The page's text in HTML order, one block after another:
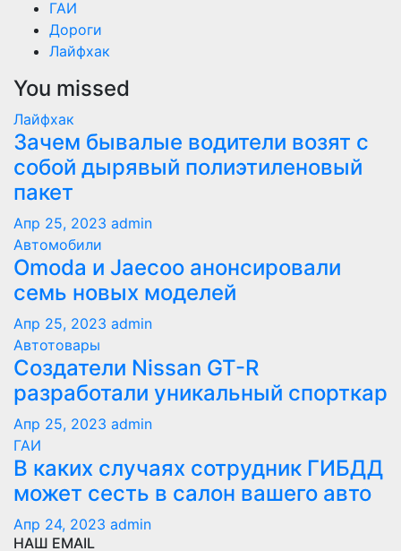
ГАИ
Дороги
Лайфхак
You missed
Лайфхак
Зачем бывалые водители возят с
собой дырявый полиэтиленовый
пакет
Апр 25, 2023 admin
Автомобили
Оmoda и Jaecoo анонсировали
семь новых моделей
Апр 25, 2023 admin
Автотовары
Создатели Nissan GT-R
разработали уникальный спорткар
Апр 25, 2023 admin
ГАИ
В каких случаях сотрудник ГИБДД
может сесть в салон вашего авто
Апр 24, 2023 admin
НАШ EMAIL